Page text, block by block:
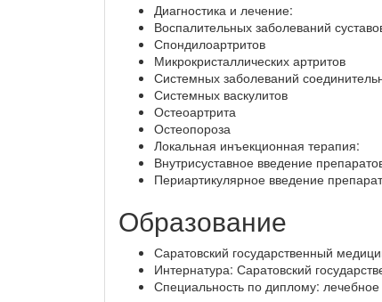
Диагностика и лечение:
Воспалительных заболеваний
Спондилоартритов
Микрокристаллических артритов
Системных заболеваний
Системных васкулитов
Остеоартрита
Остеопороза
Локальная инъекционная терапия:
Внутрисуставное введение
Периартикулярное введение
Образование
Саратовский государственный
Интернатура: Саратовский
Специальность по диплому: